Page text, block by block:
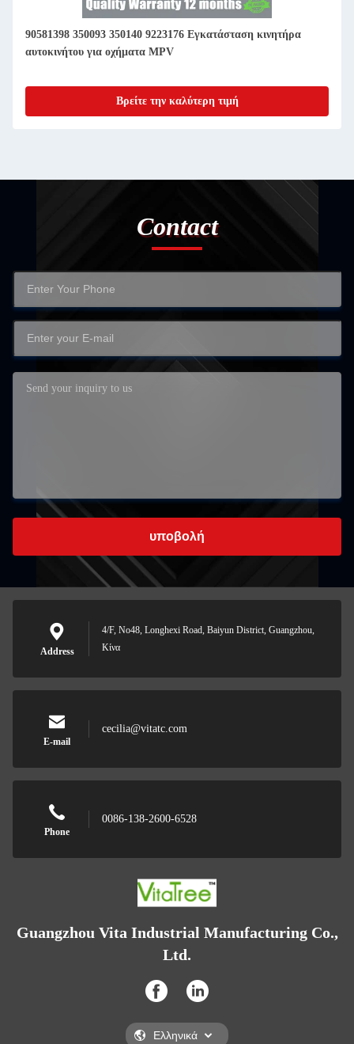
90581398 350093 350140 9223176 Εγκατάσταση κινητήρα
αυτοκινήτου για οχήματα MPV
Βρείτε την καλύτερη τιμή
Contact
υποβολή
Address
4/F, No48, Longhexi Road, Baiyun District, Guangzhou,
Κίνα
E-mail
cecilia@vitatc.com
Phone
0086-138-2600-6528
Guangzhou Vita Industrial Manufacturing Co.,
Ltd.